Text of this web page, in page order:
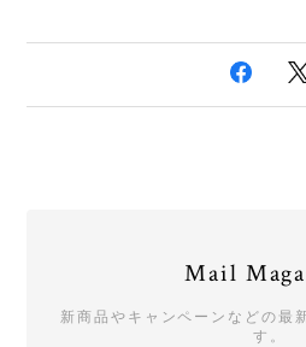
Mail
新商品やキャンペーンなどの最
す。